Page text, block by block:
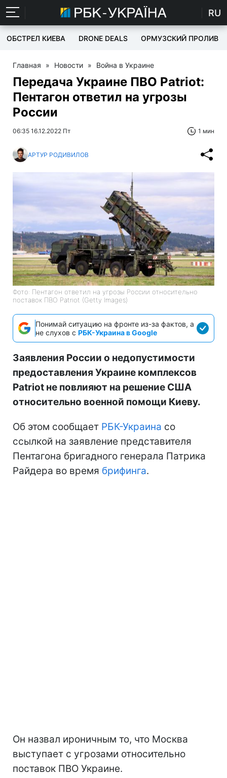
RU
ОБСТРЕЛ КИЕВА DRONE DEALS ОРМУЗСКИЙ ПРОЛИВ
Главная » Новости » Война в Украине
Передача Украине ПВО Patriot:
Пентагон ответил на угрозы
России
06:35 16.12.2022 Пт 1 мин
АРТУР РОДИВИЛОВ
Фото: Пентагон ответил на угрозы России относительно
поставок ПВО Patriot (Getty Images)
Понимай ситуацию на фронте из-за фактов, а
не слухов с РБК-Украина в Google
Заявления России о недопустимости
предоставления Украине комплексов
Patriot не повлияют на решение США
относительно военной помощи Киеву.
Об этом сообщает РБК-Украина со
ссылкой на заявление представителя
Пентагона бригадного генерала Патрика
Райдера во время брифинга.
Он назвал ироничным то, что Москва
выступает с угрозами относительно
поставок ПВО Украине.